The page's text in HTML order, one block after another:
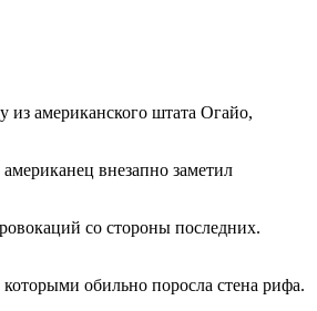
американского штата Огайо,
внезапно заметил
со стороны последних.
обильно поросла стена рифа.